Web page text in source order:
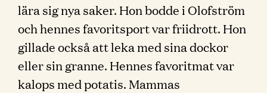
lära sig nya saker. Hon bodde i Olofström
och hennes favoritsport var friidrott. Hon
gillade också att leka med sina dockor
eller sin granne. Hennes favoritmat var
kalops med potatis. Mammas